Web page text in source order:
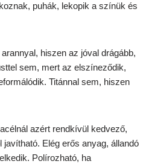
puhák, lekopik a színük és
hiszen az jóval drágább,
sem, mert az elszíneződik,
Titánnal sem, hiszen
azért rendkívül kedvező,
javítható. Elég erős anyag, állandó
Polírozható, ha